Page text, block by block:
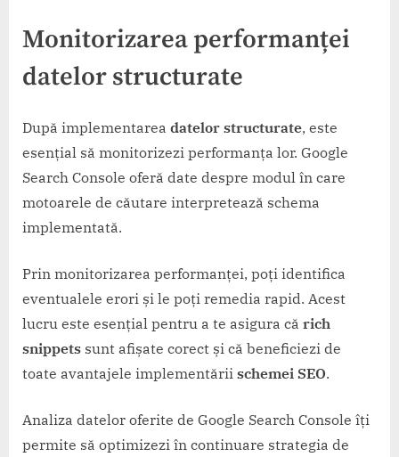
Monitorizarea performanței
datelor structurate
După implementarea datelor structurate, este
esențial să monitorizezi performanța lor. Google
Search Console oferă date despre modul în care
motoarele de căutare interpretează schema
implementată.
Prin monitorizarea performanței, poți identifica
eventualele erori și le poți remedia rapid. Acest
lucru este esențial pentru a te asigura că rich
snippets sunt afișate corect și că beneficiezi de
toate avantajele implementării schemei SEO.
Analiza datelor oferite de Google Search Console îți
permite să optimizezi în continuare strategia de